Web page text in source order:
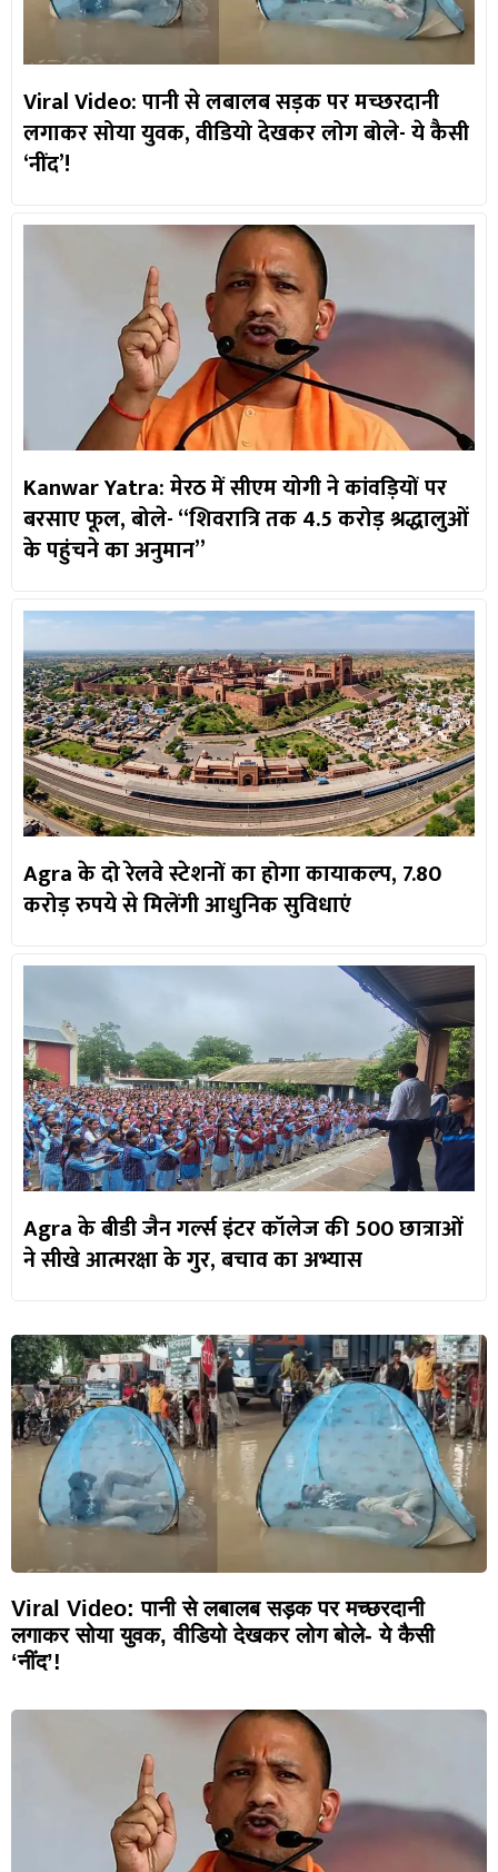
Viral Video: पानी से लबालब सड़क पर मच्छरदानी
लगाकर सोया युवक, वीडियो देखकर लोग बोले- ये कैसी
‘नींद’!
Kanwar Yatra: मेरठ में सीएम योगी ने कांवड़ियों पर
बरसाए फूल, बोले- “शिवरात्रि तक 4.5 करोड़ श्रद्धालुओं
के पहुंचने का अनुमान”
Agra के दो रेलवे स्टेशनों का होगा कायाकल्प, 7.80
करोड़ रुपये से मिलेंगी आधुनिक सुविधाएं
Agra के बीडी जैन गर्ल्स इंटर कॉलेज की 500 छात्राओं
ने सीखे आत्मरक्षा के गुर, बचाव का अभ्यास
Viral Video: पानी से लबालब सड़क पर मच्छरदानी
लगाकर सोया युवक, वीडियो देखकर लोग बोले- ये कैसी
‘नींद’!